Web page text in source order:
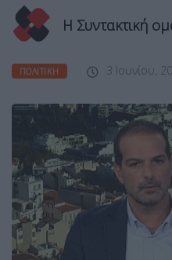
Η Συντακτική
ΠΟΛΙΤΙΚΉ 3 Ιουνίου,